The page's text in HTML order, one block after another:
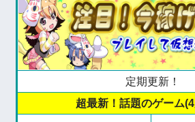
定期更新！
超最新！話題のゲーム